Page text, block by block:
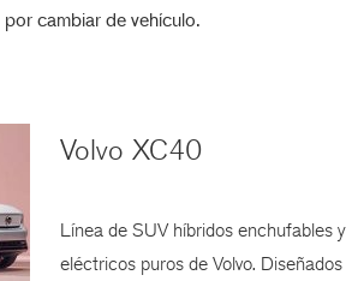
cambiar de vehículo.
Volvo XC40
Línea de SUV híbridos enchufables y
eléctricos puros de Volvo. Diseñados